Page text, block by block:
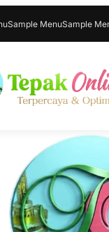
Sample MenuSample